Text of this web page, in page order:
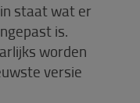
staat wat er
is.
worden
versie